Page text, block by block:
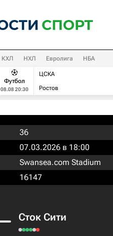
КХЛ НХЛ Евролига НБА
Футбол
08.08 20:30
ЦСКА
Ростов
36
07.03.2026 в 18:00
Swansea.com Stadium
16147
Сток Сити